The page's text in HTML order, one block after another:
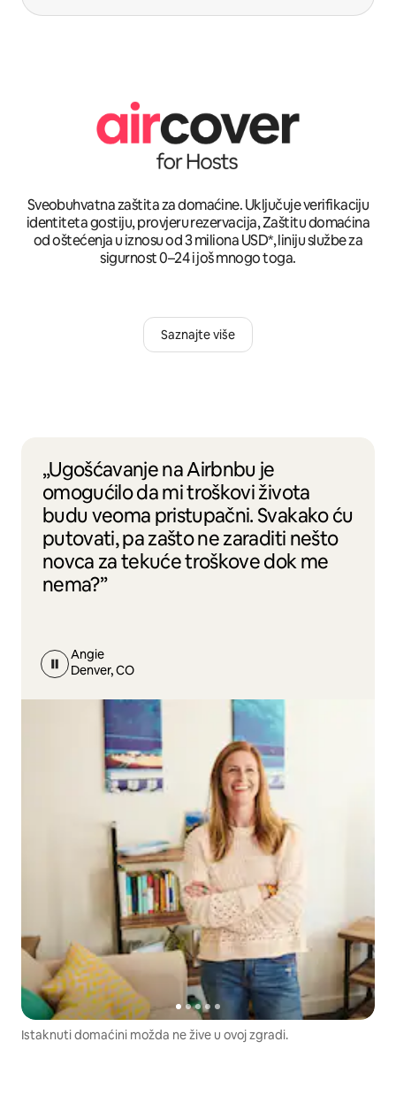
Sveobuhvatna zaštita za domaćine. Uključuje verifikaciju
identiteta gostiju, provjeru rezervacija, Zaštitu domaćina
od oštećenja u iznosu od 3 miliona USD*, liniju službe za
sigurnost 0–24 i još mnogo toga.
Saznajte više
„Ugošćavanje na Airbnbu je
omogućilo da mi troškovi života
budu veoma pristupačni. Svakako ću
putovati, pa zašto ne zaraditi nešto
novca za tekuće troškove dok me
nema?”
Angie
Denver, CO
Istaknuti domaćini možda ne žive u ovoj zgradi.